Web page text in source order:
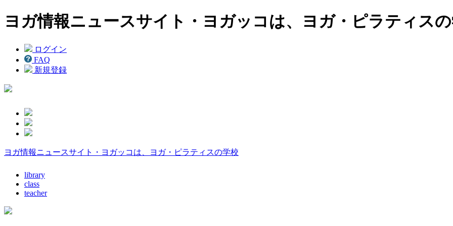
ヨガ情報ニュースサイト・ヨガッコは、ヨガ・ピラティス
ログイン
FAQ
新規登録
ヨガ情報ニュースサイト・ヨガッコは、ヨガ・ピラティスの学校
library
class
teacher